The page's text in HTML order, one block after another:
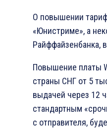
О повышении
«Юнистриме», а
Райффайзенбанка,
Повышение платы
страны СНГ от 5
выдачей через 12
стандартным
с отправителя,